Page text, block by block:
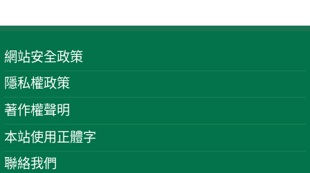
網站安全政策
隱私權政策
著作權聲明
本站使用正體字
聯絡我們